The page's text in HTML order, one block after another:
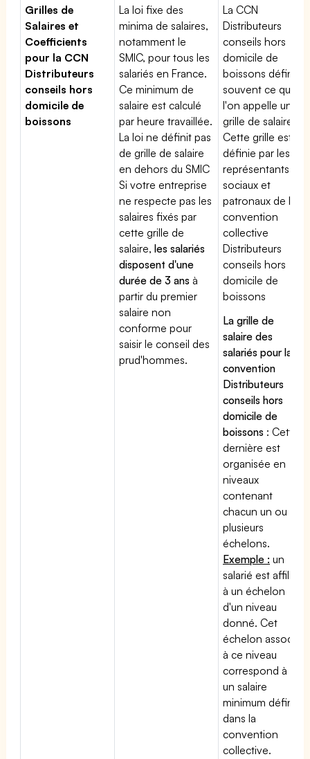
Grilles de
Salaires et
Coefficients
pour la CCN
Distributeurs
conseils hors
domicile de
boissons
La loi fixe des
minima de salaires,
notamment le
SMIC, pour tous les
salariés en France.
Ce minimum de
salaire est calculé
par heure travaillée.
La loi ne définit pas
de grille de salaire
en dehors du SMIC
Si votre entreprise
ne respecte pas les
salaires fixés par
cette grille de
salaire,les salariés
disposent d'une
durée de 3 ans à
partir du premier
salaire non
conforme pour
saisir le conseil des
prud'hommes.
La CCN
Distributeurs
conseils hors
domicile de
boissons définit
souvent ce que
l'on appelle une
grille de salaires.
Cette grille est
définie par les
représentants
sociaux et
patronaux de la
convention
collective
Distributeurs
conseils hors
domicile de
boissons
La grille de
salaire des
salariés pour la
convention
Distributeurs
conseils hors
domicile de
boissons : Cette
dernière est
organisée en
niveaux
contenant
chacun un ou
plusieurs
échelons.
Exemple : un
salarié est affilié
à un échelon
d'un niveau
donné. Cet
échelon associé
à ce niveau
correspond à
un salaire
minimum défini
dans la
convention
collective.